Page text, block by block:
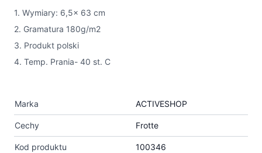
1. Wymiary: 6,5x 63 cm
2. Gramatura 180g/m2
3. Produkt polski
4. Temp. Prania- 40 st. C
Marka ACTIVESHOP
Cechy Frotte
Kod produktu 100346